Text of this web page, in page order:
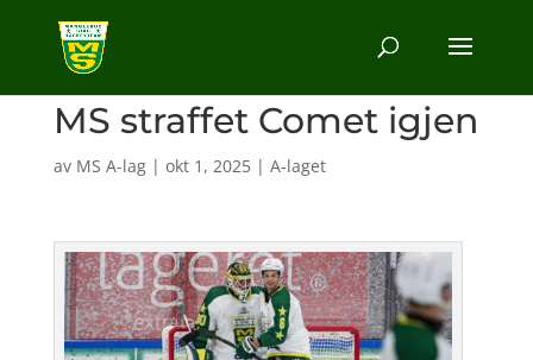
MS straffet Comet igjen
av MS A-lag| okt 1, 2025| A-laget